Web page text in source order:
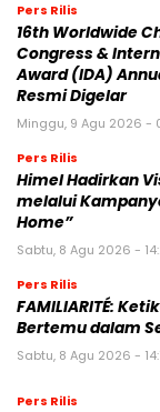
Pers Rilis
16th Worldwide
Congress &
Award (IDA)
Resmi Digelar
Minggu, 9 Agu 2026 -
Pers Rilis
Himel Hadirkan
melalui
Home”
Sabtu, 8 Agu 2026 -
Pers Rilis
FAMILIARITÉ:
Bertemu dalam
Sabtu, 8 Agu 2026 -
Pers Rilis